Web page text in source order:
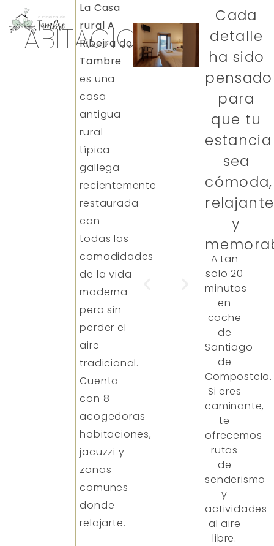
HABITACIONES
La Casa
rural A
Ribeira do
Tambre
es una
casa
antigua
rural
típica
gallega
recientemente
restaurada
con
todas las
comodidades
de la vida
moderna
pero sin
perder el
aire
tradicional.
Cuenta
con 8
acogedoras
habitaciones,
jacuzzi y
zonas
comunes
donde
relajarte.
Cada
detalle
ha sido
pensado
para
que tu
estancia
sea
cómoda,
relajante
y
A tan
solo 20
minutos
en
coche
de
Santiago
de
Compostela.
Si eres
caminante,
te
ofrecemos
rutas
de
senderismo
y
actividades
al aire
libre.